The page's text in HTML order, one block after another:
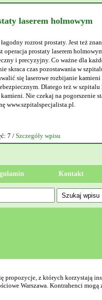
laserem holmowym
rozrost prostaty. Jest też
operacja prostaty laserem
i precyzyjny. Co ważne dla
skraca czas pozostawania w
się laserowe rozbijanie
Dlatego też w
Nie czekaj na pogorszenie
www.szpitalspecjalista.pl.
7 / Szczegóły wpisu
Kontakt
propozycje, z których korzystają
Warszawa. Kontrahenci mogą